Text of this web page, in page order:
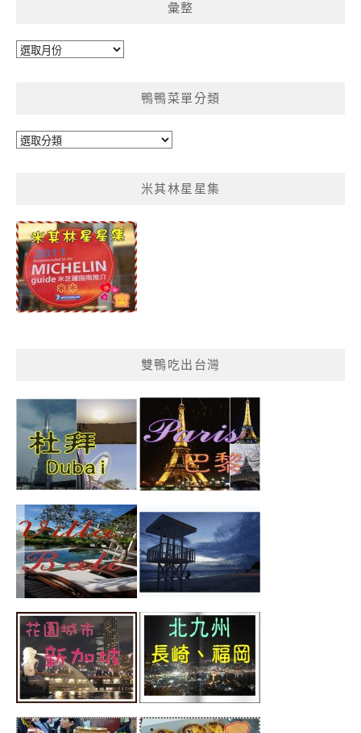
彙整
彙
鴨鴨菜單分類
鴨
類
米其林星星集
雙鴨吃出台灣